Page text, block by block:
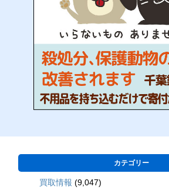
カテゴリー
買取情報 (9,047)